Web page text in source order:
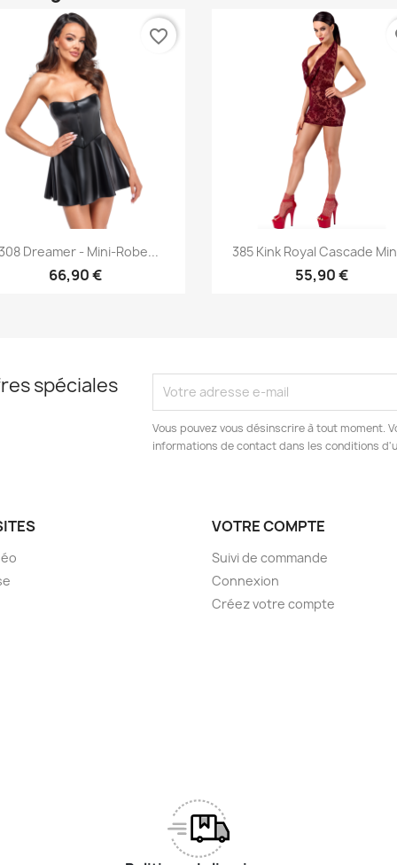
Aperçu rapide
Dreamer - Mini-Robe...
66,90 €
favorite_border
Aperçu rapide
385 Kink Royal Cascade
55,90 €
spéciales
Vous pouvez vous désinscrire à tout moment.
informations de contact dans les conditions
VOTRE COMPTE
Suivi de commande
Connexion
Créez votre compte